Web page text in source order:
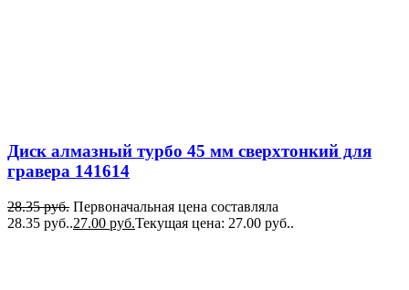
Диск алмазный турбо 45 мм сверхтонкий для
гравера 141614
28.35руб. Первоначальная цена составляла
28.35 руб..27.00 руб.Текущая цена: 27.00 руб..